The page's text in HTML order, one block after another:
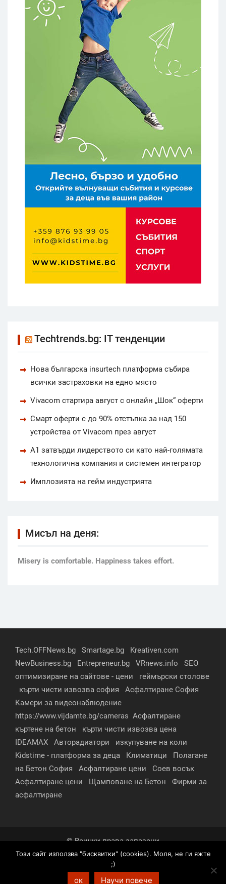
Techtrends.bg: IT тенденции
Нова българска insurtech платформа събира
всички застраховки на едно място
Vivacom стартира август с онлайн „Шок“ оферти
Смарт оферти с до 90% отстъпка за над 150
устройства от Vivacom през август
А1 затвърди лидерството си като най-голямата
технологична компания и системен интегратор
Имплозията на гейм индустрията
Мисъл на деня:
Мisery is comfortable. Happiness takes effort.
Tech.OFFNews.bg Smartage.bg
Kreativen.com
NewBusiness.bg
Entrepreneur.bg VRnews.info
SEO
оптимизиране на сайтове - цени
геймърски столове
кърти чисти извозва софия
Асфалтиране София
Камери за видеонаблюдение
https://www.vijdamte.bg/cameras Асфалтиране
къртене на бетон
кърти чисти извозва цена
IDEAMAX
Авторадиатори
изкупуване на коли
Kidstime - платформа за деца
Климатици
Полагане
на Бетон София
Асфалтиране цени
Соев восък
Асфалтиране цени
Щамповане на Бетон
Фирми за
асфалтиране
© Всички права запазени
За нас
Контакти Реклама
Партньори
Условия за поверителност
Този сайт използва "бисквитки" (cookies). Моля, не ги яжте
;)
ок Научи повече